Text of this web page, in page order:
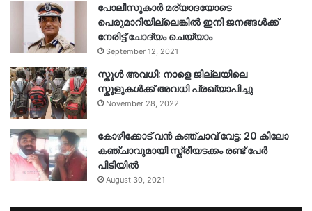
പോലീസുകാര്‍ മര്യാദയോടെ
പെരുമാറിയില്ലെങ്കില്‍ ഇനി ജനങ്ങള്‍ക്ക്
നേരിട്ട് ചോദ്യം ചെയ്യാം
September 12, 2021
സ്കൂൾ അവധി; നാളെ ജില്ലയിലെ
സ്കൂളുകൾക്ക് അവധി പ്രഖ്യാപിച്ചു
November 28, 2022
കോഴിക്കോട് വൻ കഞ്ചാവ് വേട്ട: 20 കിലോ
കഞ്ചാവുമായി സ്ത്രീയടക്കം രണ്ട് പേർ
പിടിയിൽ
August 30, 2021